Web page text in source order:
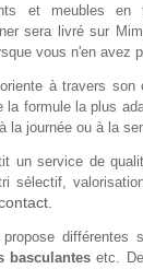
et meubles en
sera livré sur
vous n'en avez
à travers son
la formule la plus
la journée ou à la
un service de
sélectif,
propose différentes
basculantes etc.